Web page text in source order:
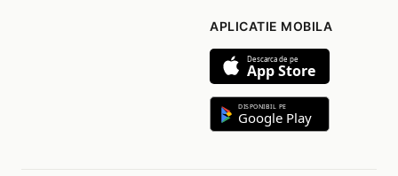
APLICATIE MOBILA
Descarca de pe
App Store
DISPONIBIL PE
Google Play